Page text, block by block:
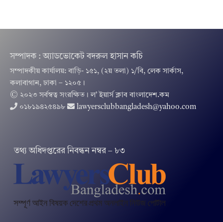
সম্পাদক : অ্যাডভোকেট বদরুল হাসান কচি
সম্পাদকীয় কার্যালয়: বাড়ি- ১৫১, (২য় তলা) ১/বি, লেক সার্কাস,
কলাবাগান, ঢাকা – ১২০৫।
© ২০২৩ সর্বস্বত্ব সংরক্ষিত । ল’ ইয়ার্স ক্লাব বাংলাদেশ.কম
০১৮১৯৪২৫৪৯৮
lawyersclubbangladesh@yahoo.com
তথ‌্য অ‌ধিদপ্ত‌রের নিবন্ধন নম্বর – ৮৩